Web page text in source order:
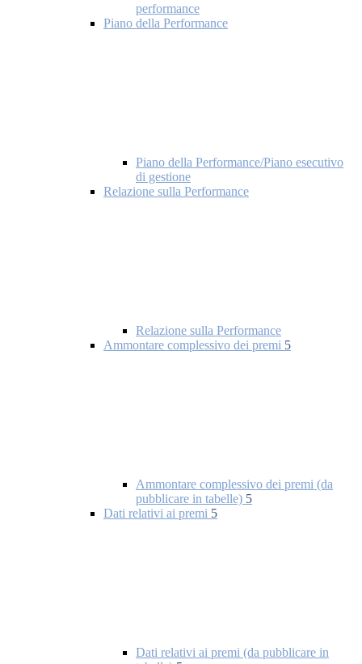
performance
Piano della Performance
Piano della Performance/Piano esecutivo
di gestione
Relazione sulla Performance
Relazione sulla Performance
Ammontare complessivo dei premi 5
Ammontare complessivo dei premi (da
pubblicare in tabelle) 5
Dati relativi ai premi 5
Dati relativi ai premi (da pubblicare in